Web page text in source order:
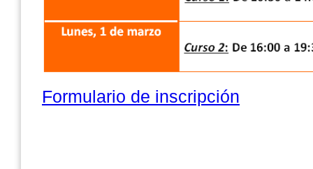
Formulario de inscripción